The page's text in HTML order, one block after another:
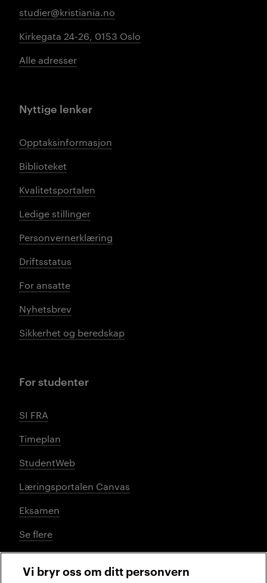
studier@kristiania.no
Kirkegata 24-26, 0153 Oslo
Alle adresser
Nyttige lenker
Opptaksinformasjon
Biblioteket
Kvalitetsportalen
Ledige stillinger
Personvernerklæring
Driftsstatus
For ansatte
Nyhetsbrev
Sikkerhet og beredskap
For studenter
SI FRA
Timeplan
StudentWeb
Læringsportalen Canvas
Eksamen
Se flere
Vi bryr oss om ditt personvern